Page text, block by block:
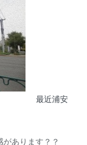
最近浦安
あります？？